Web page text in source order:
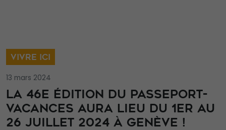
VIVRE ICI
13 mars 2024
LA 46E ÉDITION DU PASSEPORT-
VACANCES AURA LIEU DU 1ER AU
26 JUILLET 2024 À GENÈVE !